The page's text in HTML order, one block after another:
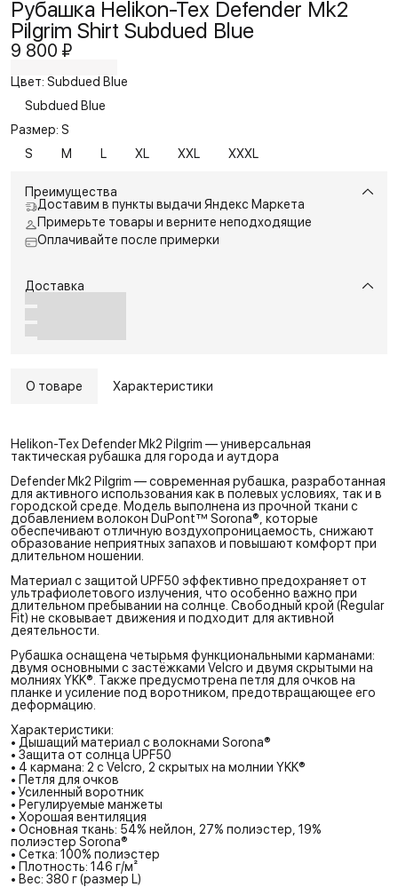
Рубашка Helikon-Tex Defender Mk2
Pilgrim Shirt Subdued Blue
9 800 ₽
Цвет: Subdued Blue
Subdued Blue
Размер: S
S
M L XL XXL XXXL
Преимущества
Доставим в пункты выдачи Яндекс Маркета
Примерьте товары и верните неподходящие
Оплачивайте после примерки
Доставка
О товаре Характеристики
Helikon-Tex Defender Mk2 Pilgrim — универсальная
тактическая рубашка для города и аутдора
Defender Mk2 Pilgrim — современная рубашка, разработанная
для активного использования как в полевых условиях, так и в
городской среде. Модель выполнена из прочной ткани с
добавлением волокон DuPont™ Sorona®, которые
обеспечивают отличную воздухопроницаемость, снижают
образование неприятных запахов и повышают комфорт при
длительном ношении.
Материал с защитой UPF50 эффективно предохраняет от
ультрафиолетового излучения, что особенно важно при
длительном пребывании на солнце. Свободный крой (Regular
Fit) не сковывает движения и подходит для активной
деятельности.
Рубашка оснащена четырьмя функциональными карманами:
двумя основными с застёжками Velcro и двумя скрытыми на
молниях YKK®. Также предусмотрена петля для очков на
планке и усиление под воротником, предотвращающее его
деформацию.
Характеристики:
• Дышащий материал с волокнами Sorona®
• Защита от солнца UPF50
• 4 кармана: 2 с Velcro, 2 скрытых на молнии YKK®
• Петля для очков
• Усиленный воротник
• Регулируемые манжеты
• Хорошая вентиляция
• Основная ткань: 54% нейлон, 27% полиэстер, 19%
полиэстер Sorona®
• Сетка: 100% полиэстер
• Плотность: 146 г/м²
• Вес: 380 г (размер L)